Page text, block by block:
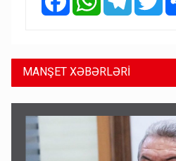
MANŞET XƏBƏRLƏRİ